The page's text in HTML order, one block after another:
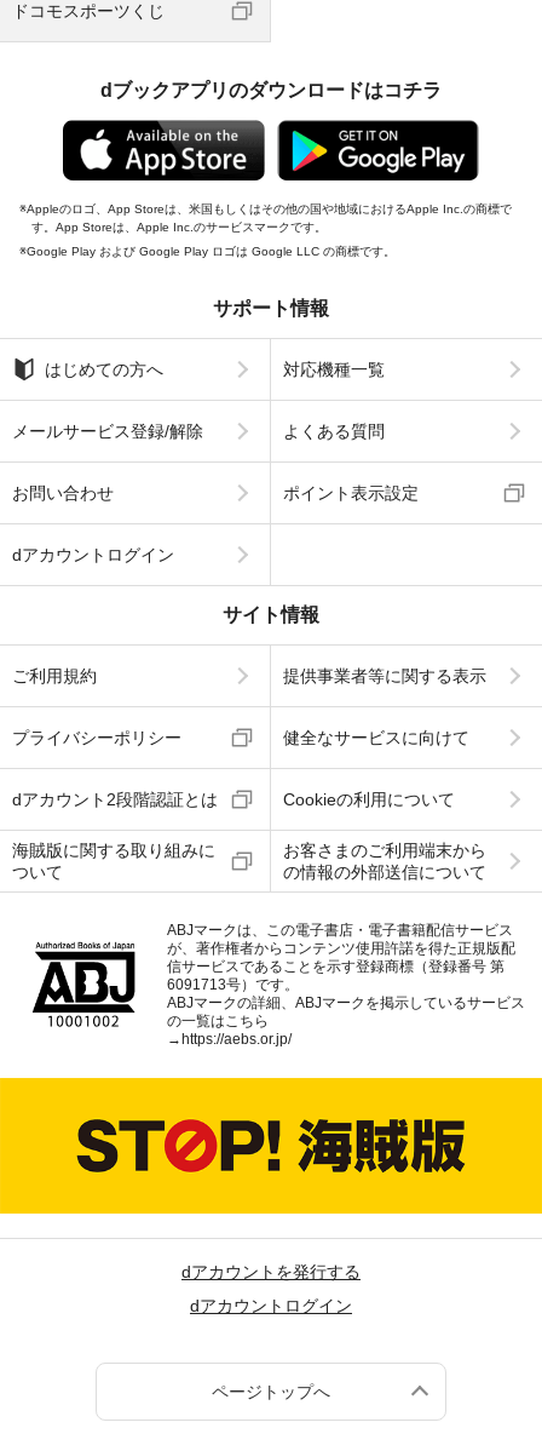
ドコモスポーツくじ
dブックアプリのダウンロードはコチラ
Appleのロゴ、App Storeは、米国もしくはその他の国や地域におけるApple Inc.の商標で
す。App Storeは、Apple Inc.のサービスマークです。
Google Play および Google Play ロゴは Google LLC の商標です。
サポート情報
はじめての方へ 対応機種一覧
メールサービス登録/解除 よくある質問
お問い合わせ ポイント表示設定
dアカウントログイン
サイト情報
ご利用規約 提供事業者等に関する表示
プライバシーポリシー 健全なサービスに向けて
dアカウント2段階認証とは Cookieの利用について
海賊版に関する取り組みに
ついて
お客さまのご利用端末から
の情報の外部送信について
ABJマークは、この電子書店・電子書籍配信サービス
が、著作権者からコンテンツ使用許諾を得た正規版配
信サービスであることを示す登録商標（登録番号 第
6091713号）です。
ABJマークの詳細、ABJマークを掲示しているサービス
の一覧はこちら
→https://aebs.or.jp/
dアカウントを発行する
dアカウントログイン
ページトップへ